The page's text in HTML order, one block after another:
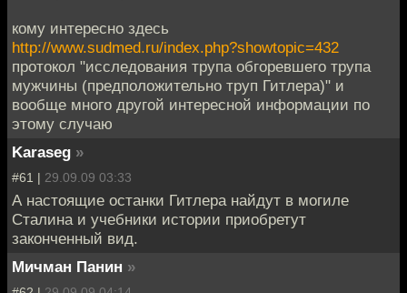
кому интересно здесь
http://www.sudmed.ru/index.php?showtopic=432
протокол "исследования трупа обгоревшего трупа
мужчины (предположительно труп Гитлера)" и
вообще много другой интересной информации по
этому случаю
Karaseg »
#61 | 29.09.09 03:33
А настоящие останки Гитлера найдут в могиле
Сталина и учебники истории приобретут
законченный вид.
Мичман Панин »